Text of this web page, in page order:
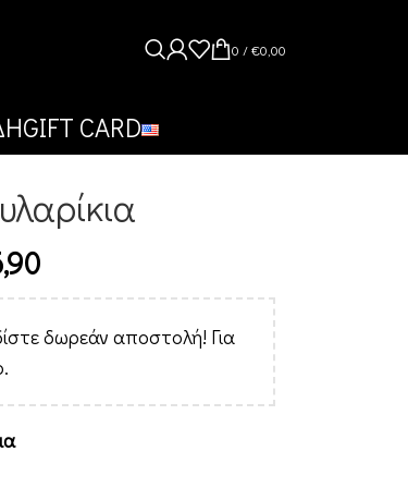
0 /€0,00
GIFT CARD
δωρεάν αποστολή! Για